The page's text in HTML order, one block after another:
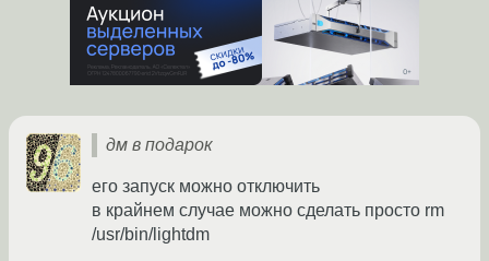
дм в подарок
его запуск можно отключить
в крайнем случае можно сделать просто rm
/usr/bin/lightdm